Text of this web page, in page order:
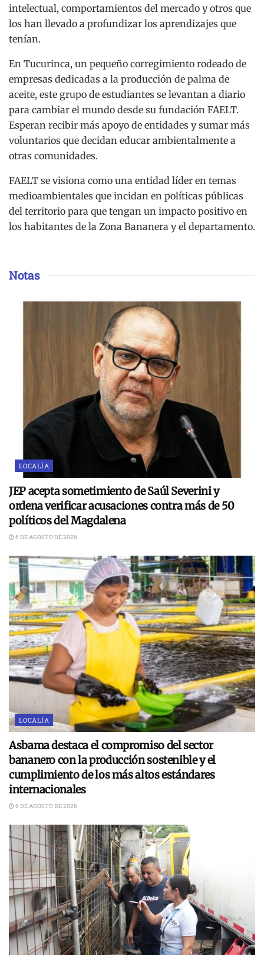
intelectual, comportamientos del mercado y otros que
los han llevado a profundizar los aprendizajes que
tenían.
En Tucurinca, un pequeño corregimiento rodeado de
empresas dedicadas a la producción de palma de
aceite, este grupo de estudiantes se levantan a diario
para cambiar el mundo desde su fundación FAELT.
Esperan recibir más apoyo de entidades y sumar más
voluntarios que decidan educar ambientalmente a
otras comunidades.
FAELT se visiona como una entidad líder en temas
medioambientales que incidan en políticas públicas
del territorio para que tengan un impacto positivo en
los habitantes de la Zona Bananera y el departamento.
Notas
LOCALÍA
JEP acepta sometimiento de Saúl Severini y
ordena verificar acusaciones contra más de 50
políticos del Magdalena
6 DE AGOSTO DE 2026
LOCALÍA
Asbama destaca el compromiso del sector
bananero con la producción sostenible y el
cumplimiento de los más altos estándares
internacionales
6 DE AGOSTO DE 2026